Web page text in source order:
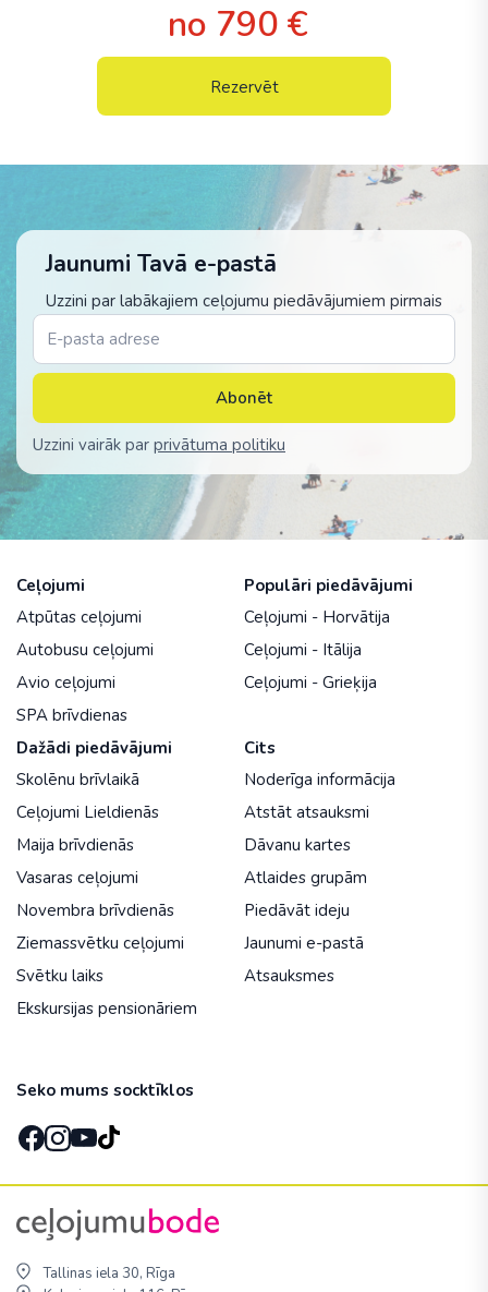
no 790 €
Rezervēt
Jaunumi Tavā e-pastā
Uzzini par labākajiem ceļojumu piedāvājumiem pirmais
Abonēt
Uzzini vairāk par privātuma politiku
Ceļojumi
Atpūtas ceļojumi
Autobusu ceļojumi
Avio ceļojumi
SPA brīvdienas
Populāri piedāvājumi
Ceļojumi - Horvātija
Ceļojumi - Itālija
Ceļojumi - Grieķija
Dažādi piedāvājumi
Skolēnu brīvlaikā
Ceļojumi Lieldienās
Maija brīvdienās
Vasaras ceļojumi
Novembra brīvdienās
Ziemassvētku ceļojumi
Svētku laiks
Ekskursijas pensionāriem
Cits
Noderīga informācija
Atstāt atsauksmi
Dāvanu kartes
Atlaides grupām
Piedāvāt ideju
Jaunumi e-pastā
Atsauksmes
Seko mums socktīklos
Tallinas iela 30, Rīga